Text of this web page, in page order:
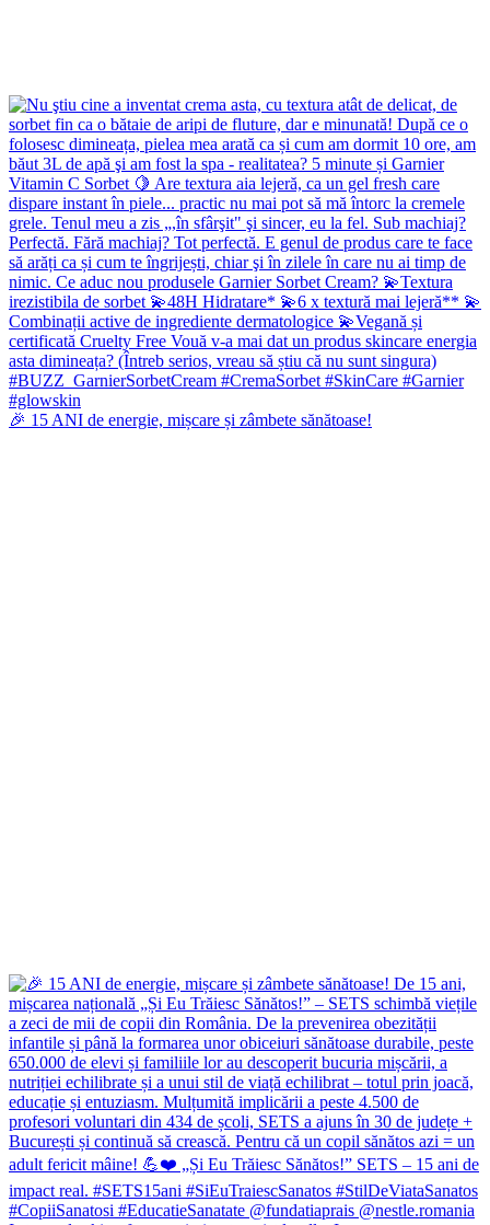
🎉 15 ANI de energie, mișcare și zâmbete sănătoase!